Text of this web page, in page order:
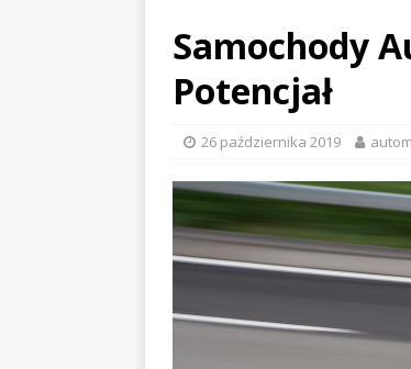
Samochody
Potencjał
26 października 2019